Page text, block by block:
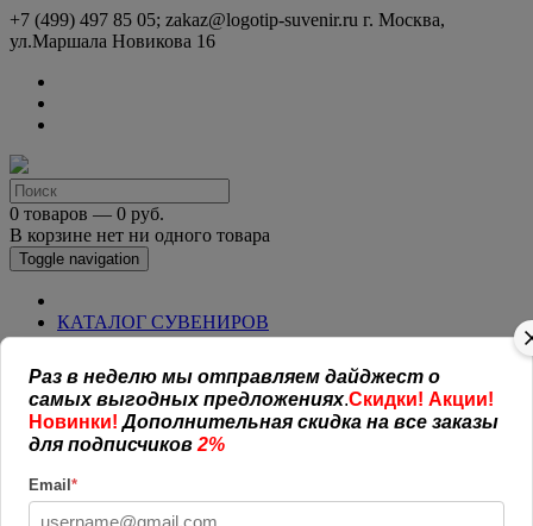
+7 (499) 497 85 05; zakaz@logotip-suvenir.ru г. Москва,
ул.Маршала Новикова 16
0 товаров — 0 руб.
В корзине нет ни одного товара
Toggle navigation
КАТАЛОГ СУВЕНИРОВ
Нанесение логотипа
Рекламная полиграфия
Оплата и доставка
Открытая информация
СОГЛАШЕНИЕ (ОФЕРТА )
УСЛОВИЯ И ГАРАНТИИ
Новости
Обратная связь
Раз в неделю мы отправляем дайджест о
самых выгодных предложениях.Скидки! Акции!
Новинки!Дополнительная скидка на все заказы
для подписчиков2%
Email *